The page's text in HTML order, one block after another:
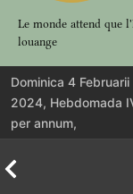
Le monde attend que
louange
Dominica 4 Februarii
2024, Hebdomada
per annum,